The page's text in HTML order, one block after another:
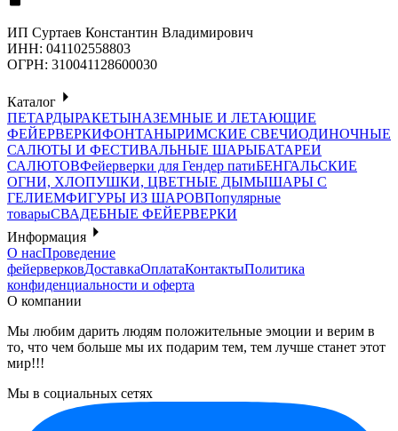
ИП Суртаев Константин Владимирович
ИНН: 041102558803
ОГРН: 310041128600030
Каталог
ПЕТАРДЫРАКЕТЫНАЗЕМНЫЕ И ЛЕТАЮЩИЕ
ФЕЙЕРВЕРКИФОНТАНЫРИМСКИЕ СВЕЧИОДИНОЧНЫЕ
САЛЮТЫ И ФЕСТИВАЛЬНЫЕ ШАРЫБАТАРЕИ
САЛЮТОВФейерверки для Гендер патиБЕНГАЛЬСКИЕ
ОГНИ, ХЛОПУШКИ, ЦВЕТНЫЕ ДЫМЫШАРЫ С
ГЕЛИЕМФИГУРЫ ИЗ ШАРОВПопулярные
товарыСВАДЕБНЫЕ ФЕЙЕРВЕРКИ
Информация
О насПроведение
фейерверковДоставкаОплатаКонтактыПолитика
конфиденциальности и оферта
О компании
Мы любим дарить людям положительные эмоции и верим в
то, что чем больше мы их подарим тем, тем лучше станет этот
мир!!!
Мы в социальных сетях